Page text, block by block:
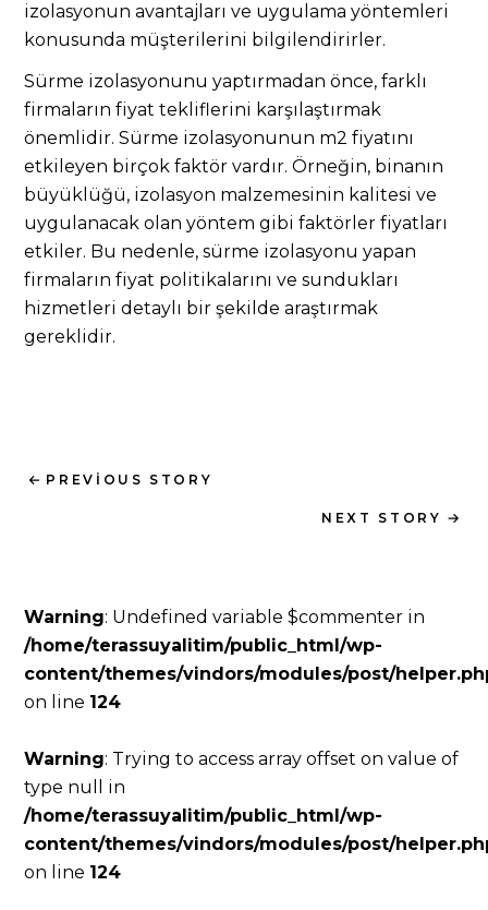
izolasyonun avantajları ve uygulama yöntemleri
konusunda müşterilerini bilgilendirirler.
Sürme izolasyonunu yaptırmadan önce, farklı
firmaların fiyat tekliflerini karşılaştırmak
önemlidir. Sürme izolasyonunun m2 fiyatını
etkileyen birçok faktör vardır. Örneğin, binanın
büyüklüğü, izolasyon malzemesinin kalitesi ve
uygulanacak olan yöntem gibi faktörler fiyatları
etkiler. Bu nedenle, sürme izolasyonu yapan
firmaların fiyat politikalarını ve sundukları
hizmetleri detaylı bir şekilde araştırmak
gereklidir.
PREVIOUS STORY
NEXT STORY
Warning: Undefined variable $commenter in
/home/terassuyalitim/public_html/wp-
content/themes/vindors/modules/post/
on line 124
Warning: Trying to access array offset on value of
type null in
/home/terassuyalitim/public_html/wp-
content/themes/vindors/modules/post/
on line 124